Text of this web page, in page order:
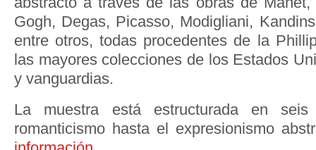
Gogh, Degas, Picasso, Modigliani,
entre otros, todas procedentes de la
las mayores colecciones de los Estados
y vanguardias.
La muestra está estructurada en
romanticismo hasta el expresionismo